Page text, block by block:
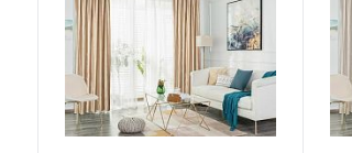
Купить в 1 клик
Сравнение
В избранное
В наличии